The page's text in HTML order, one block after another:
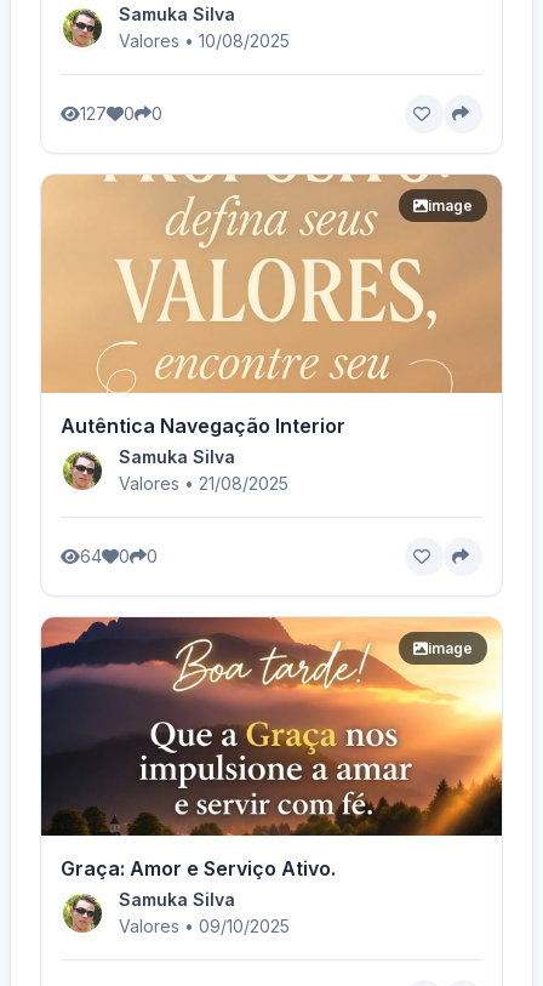
Samuka Silva
Valores • 10/08/2025
127 0 0
image
Autêntica Navegação Interior
Samuka Silva
Valores • 21/08/2025
64 0 0
image
Graça: Amor e Serviço Ativo.
Samuka Silva
Valores • 09/10/2025